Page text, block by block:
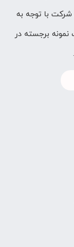
با توجه به
برجسته در